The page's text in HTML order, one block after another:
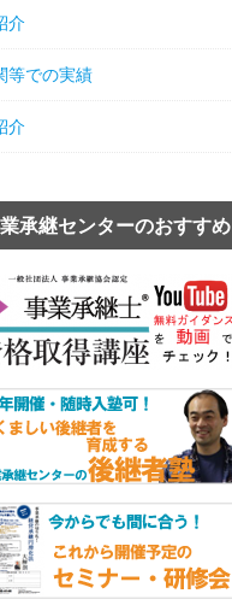
介
等での実績
介
承継センターのおすすめ